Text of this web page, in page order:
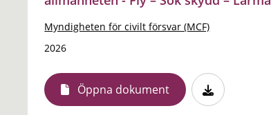
Myndigheten för civilt försvar (MCF)
2026
Öppna dokument